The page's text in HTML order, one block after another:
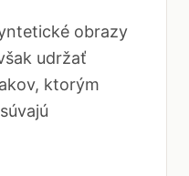
obrazy
udržať
ktorým